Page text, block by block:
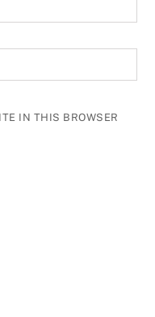
IN THIS BROWSER